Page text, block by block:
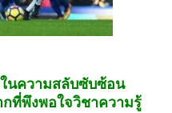
นความสลับซับซ้อน
ที่พึงพอใจวิชาความรู้